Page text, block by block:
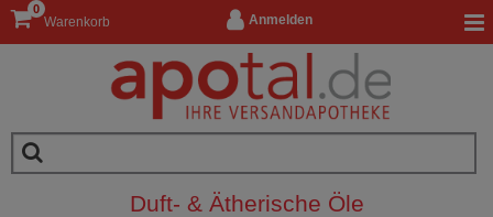
Anmelden
Warenkorb
0
Duft- & Ätherische Öle